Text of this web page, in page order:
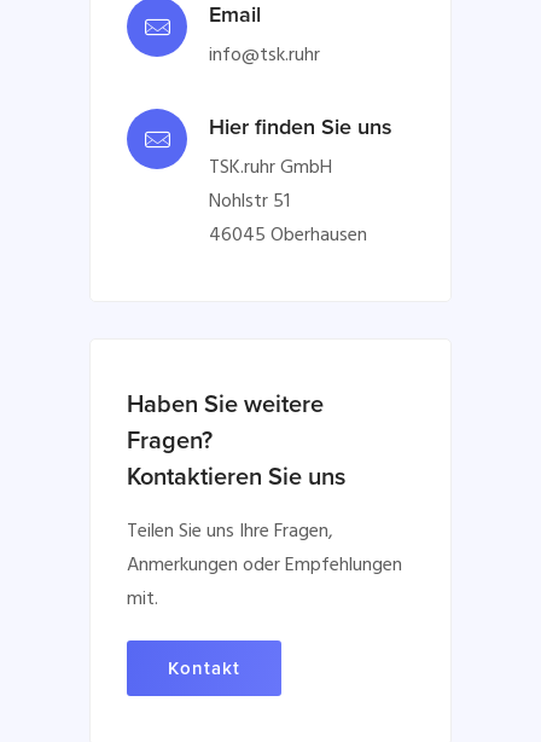
Email
info@tsk.ruhr
Hier finden Sie uns
TSK.ruhr GmbH
Nohlstr 51
46045 Oberhausen
Haben Sie weitere
Fragen?
Kontaktieren Sie uns
Teilen Sie uns Ihre Fragen,
Anmerkungen oder Empfehlungen
mit.
Kontakt